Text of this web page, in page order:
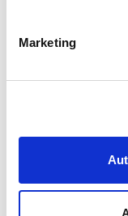
Marketing
Robinet à